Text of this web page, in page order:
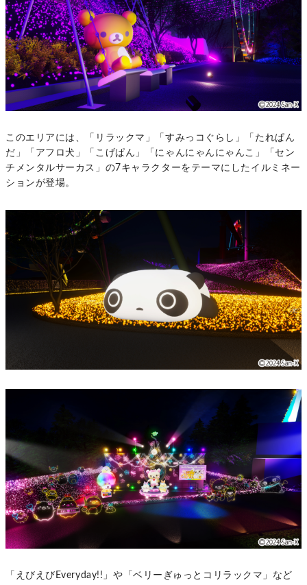
このエリアには、「リラックマ」「すみっコぐらし」「たれぱん
だ」「アフロ犬」「こげぱん」「にゃんにゃんにゃんこ」「セン
チメンタルサーカス」の7キャラクターをテーマにしたイルミネー
ションが登場。
「えびえびEveryday!!」や「ベリーぎゅっとコリラックマ」など